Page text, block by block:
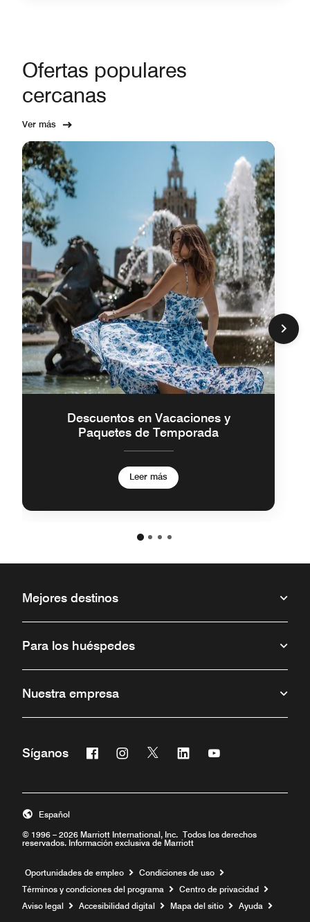
Ofertas populares
cercanas
Ver más
Descuentos en Vacaciones y
Paquetes de Temporada
Leer más
Mejores destinos
Para los huéspedes
Nuestra empresa
Síganos Facebook
Abre una ventana nueva
Instagram
Abre una ventana nueva
Twitter
Abre una ventana nueva
Linkedin
Abre una ventana nueva
Abre una ventana
© 1996 – 2026 Marriott International, Inc. Todos los derechos
reservados. Información exclusiva de Marriott
Español
Oportunidades de empleo Abre una ventana nueva
Condiciones de uso
Términos y condiciones del programa
Centro de privacidad
Aviso legal
Accesibilidad digital Mapa del sitio Ayuda